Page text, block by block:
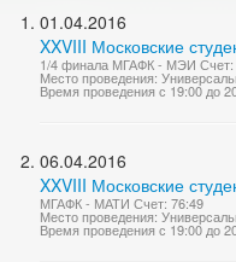
01.04.2016
XXVIII Московские
1/4 финала МГАФК - МЭИ Счет:
Место проведения:
Время проведения с 19:00 до
06.04.2016
XXVIII Московские
МГАФК - МАТИ Счет: 76:49
Место проведения:
Время проведения с 19:00 до